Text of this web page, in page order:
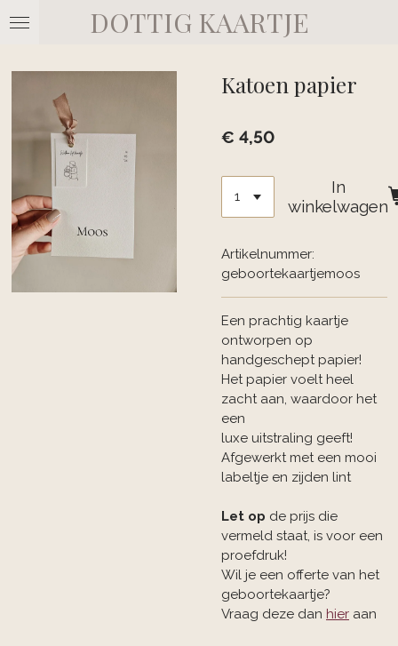
Ga
de
hoofdinhoud
DOTTIG KAARTJE
Katoen papier
€ 4,50
In
winkelwagen
Artikelnummer:
geboortekaartjemoos
Een prachtig kaartje
ontworpen op
handgeschept papier!
Het papier voelt heel
zacht aan, waardoor het
een
luxe uitstraling geeft!
Afgewerkt met een mooi
labeltje en zijden lint
Let op de prijs die
vermeld staat, is voor een
proefdruk!
Wil je een offerte van het
geboortekaartje?
Vraag deze dan hier aan